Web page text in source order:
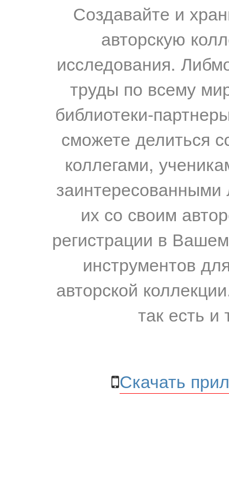
Создавайте и
авторскую
исследования.
труды по всему
библиотеки-
сможете делиться
коллегами,
их со своим
регистрации в
инструментов
авторской
так есть и
Скачать